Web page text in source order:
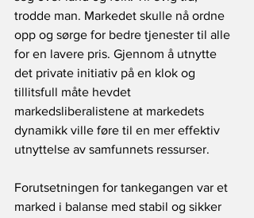
trodde man. Markedet skulle nå ordne
opp og sørge for bedre tjenester til alle
for en lavere pris. Gjennom å utnytte
det private initiativ på en klok og
tillitsfull måte hevdet
markedsliberalistene at markedets
dynamikk ville føre til en mer effektiv
utnyttelse av samfunnets ressurser.
Forutsetningen for tankegangen var et
marked i balanse med stabil og sikker